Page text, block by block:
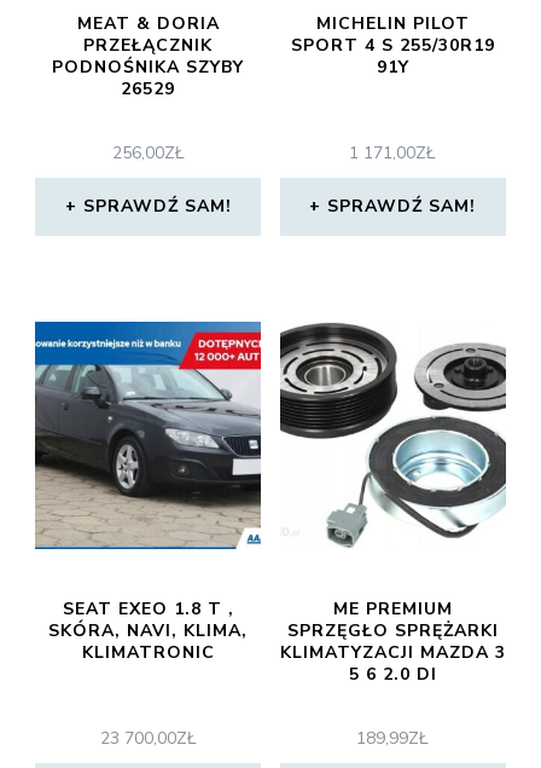
MEAT & DORIA
PRZEŁĄCZNIK
PODNOŚNIKA SZYBY
26529
256,00ZŁ
SPRAWDŹ SAM!
MICHELIN PILOT
SPORT 4 S 255/30R19
91Y
1 171,00ZŁ
SPRAWDŹ SAM!
SEAT EXEO 1.8 T ,
SKÓRA, NAVI, KLIMA,
KLIMATRONIC
23 700,00ZŁ
ME PREMIUM
SPRZĘGŁO SPRĘŻARKI
KLIMATYZACJI MAZDA 3
5 6 2.0 DI
189,99ZŁ